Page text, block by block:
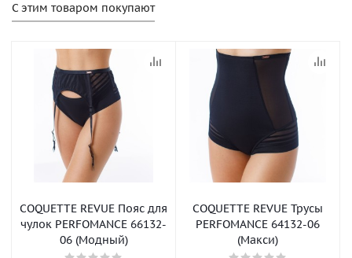
С этим товаром покупают
COQUETTE REVUE Пояс для
чулок PERFOMANCE 66132-
06 (Модный)
COQUETTE REVUE Трусы
PERFOMANCE 64132-06
(Макси)